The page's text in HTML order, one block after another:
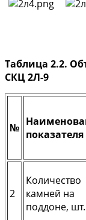
Таблица 2.2.
СКЦ 2Л-9
№ показателя
2
Количество
камней на
поддоне,